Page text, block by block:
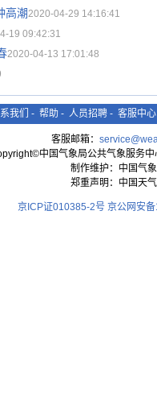
高潮2020-04-29 14:16:41
19 09:42:31
2020-04-13 17:01:48
我们 - 帮助 - 人员招聘 - 客服中心
客服邮箱：
中国气象局公共气象服务
制作维护：中国气
郑重声明：中国天
京ICP证010385-2号 京公网安